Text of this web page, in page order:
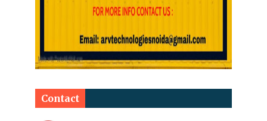
Contact